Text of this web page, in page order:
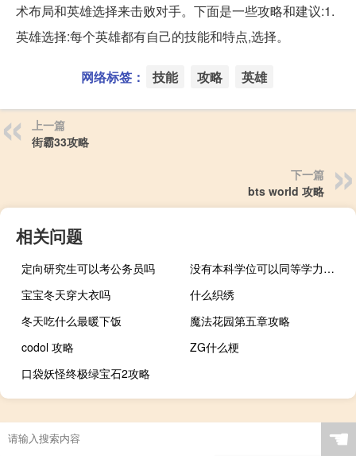
术布局和英雄选择来击败对手。下面是一些攻略和建议:1.
英雄选择:每个英雄都有自己的技能和特点,选择。
网络标签： 技能 攻略 英雄
上一篇
街霸33攻略
下一篇
bts world 攻略
相关问题
定向研究生可以考公务员吗
没有本科学位可以同等学力申硕吗
宝宝冬天穿大衣吗
什么织绣
冬天吃什么最暖下饭
魔法花园第五章攻略
codol 攻略
ZG什么梗
口袋妖怪终极绿宝石2攻略
☚